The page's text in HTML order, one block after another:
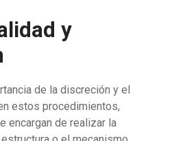
y
de la discreción y el
estos procedimientos,
encargan de realizar la